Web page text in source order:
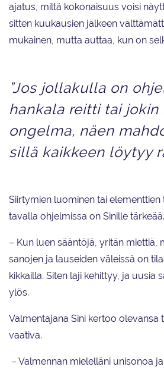
ajatus, miltä kokonaisuus voisi
sitten kuukausien jälkeen
mukainen, mutta auttaa, kun on
”Jos jollakulla on
hankala reitti tai jokin
ongelma, näen
sillä kaikkeen löytyy
Siirtymien luominen tai
tavalla ohjelmissa on Sinille tärkeää.
– Kun luen sääntöjä, yritän miettiä,
sanojen ja lauseiden väleissä on
kikkailla. Siten laji kehittyy, ja uusia
ylös.
Valmentajana Sini kertoo olevansa
vaativa.
– Valmennan mielelläni unisonoa